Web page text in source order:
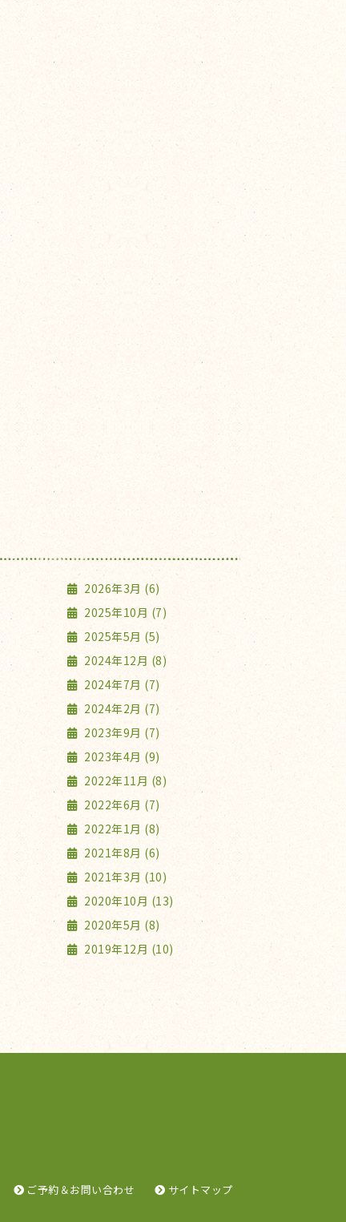
2026年3月 (6)
2025年10月 (7)
2025年5月 (5)
2024年12月 (8)
2024年7月 (7)
2024年2月 (7)
2023年9月 (7)
2023年4月 (9)
2022年11月 (8)
2022年6月 (7)
2022年1月 (8)
2021年8月 (6)
2021年3月 (10)
2020年10月 (13)
2020年5月 (8)
2019年12月 (10)
ご予約＆お問い合わせ サイトマップ